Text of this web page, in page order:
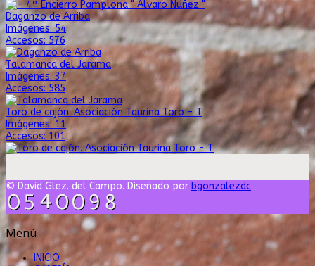
Daganzo de Arriba
Imágenes: 54
Accesos: 576
Talamanca del Jarama
Imágenes: 37
Accesos: 585
Toro de cajón. Asociación Taurina Toro - T
Imágenes: 11
Accesos: 101
© David Glez. del Campo. Diseñado por bgonzalezdc
Menú
INICIO